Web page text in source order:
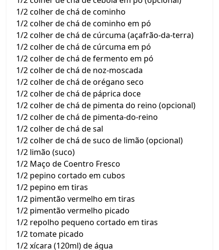
1/2 colher de chá de cominho
1/2 colher de chá de cominho em pó
1/2 colher de chá de cúrcuma (açafrão-da-terra)
1/2 colher de chá de cúrcuma em pó
1/2 colher de chá de fermento em pó
1/2 colher de chá de noz-moscada
1/2 colher de chá de orégano seco
1/2 colher de chá de páprica doce
1/2 colher de chá de pimenta do reino (opcional)
1/2 colher de chá de pimenta-do-reino
1/2 colher de chá de sal
1/2 colher de chá de suco de limão (opcional)
1/2 limão (suco)
1/2 Maço de Coentro Fresco
1/2 pepino cortado em cubos
1/2 pepino em tiras
1/2 pimentão vermelho em tiras
1/2 pimentão vermelho picado
1/2 repolho pequeno cortado em tiras
1/2 tomate picado
1/2 xícara (120ml) de água